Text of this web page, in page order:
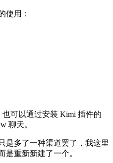
使用：
也可以通过安装 Kimi 插件的
聊天。
是多了一种渠道罢了，我这里
是重新新建了一个。